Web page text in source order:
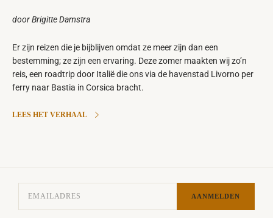
door Brigitte Damstra
Er zijn reizen die je bijblijven omdat ze meer zijn dan een
bestemming; ze zijn een ervaring. Deze zomer maakten wij zo’n
reis, een roadtrip door Italië die ons via de havenstad Livorno per
ferry naar Bastia in Corsica bracht.
LEES HET VERHAAL
AANMELDEN